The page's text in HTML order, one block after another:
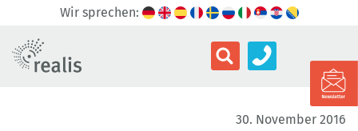
Wir sprechen:
30. November 2016